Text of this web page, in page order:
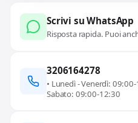
Scrivi su WhatsApp
Risposta rapida. Puoi
3206164278
• Lunedì - Venerdì:
Sabato: 09:00-12:30